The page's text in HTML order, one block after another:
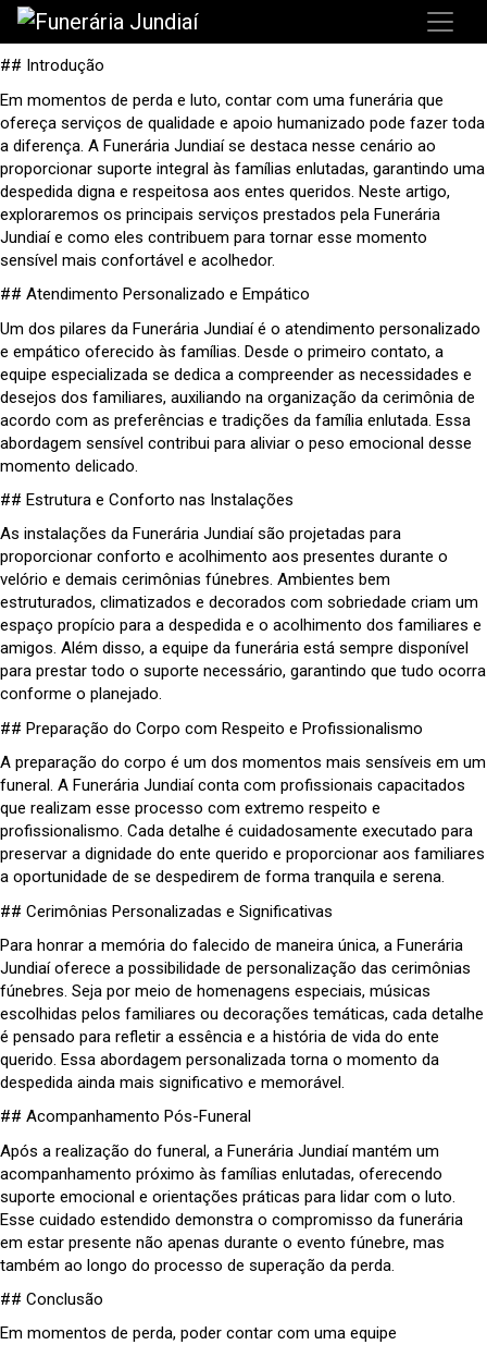
## Introdução
Em momentos de perda e luto, contar com uma funerária que
ofereça serviços de qualidade e apoio humanizado pode fazer toda
a diferença. A Funerária Jundiaí se destaca nesse cenário ao
proporcionar suporte integral às famílias enlutadas, garantindo uma
despedida digna e respeitosa aos entes queridos. Neste artigo,
exploraremos os principais serviços prestados pela Funerária
Jundiaí e como eles contribuem para tornar esse momento
sensível mais confortável e acolhedor.
## Atendimento Personalizado e Empático
Um dos pilares da Funerária Jundiaí é o atendimento personalizado
e empático oferecido às famílias. Desde o primeiro contato, a
equipe especializada se dedica a compreender as necessidades e
desejos dos familiares, auxiliando na organização da cerimônia de
acordo com as preferências e tradições da família enlutada. Essa
abordagem sensível contribui para aliviar o peso emocional desse
momento delicado.
## Estrutura e Conforto nas Instalações
As instalações da Funerária Jundiaí são projetadas para
proporcionar conforto e acolhimento aos presentes durante o
velório e demais cerimônias fúnebres. Ambientes bem
estruturados, climatizados e decorados com sobriedade criam um
espaço propício para a despedida e o acolhimento dos familiares e
amigos. Além disso, a equipe da funerária está sempre disponível
para prestar todo o suporte necessário, garantindo que tudo ocorra
conforme o planejado.
## Preparação do Corpo com Respeito e Profissionalismo
A preparação do corpo é um dos momentos mais sensíveis em um
funeral. A Funerária Jundiaí conta com profissionais capacitados
que realizam esse processo com extremo respeito e
profissionalismo. Cada detalhe é cuidadosamente executado para
preservar a dignidade do ente querido e proporcionar aos familiares
a oportunidade de se despedirem de forma tranquila e serena.
## Cerimônias Personalizadas e Significativas
Para honrar a memória do falecido de maneira única, a Funerária
Jundiaí oferece a possibilidade de personalização das cerimônias
fúnebres. Seja por meio de homenagens especiais, músicas
escolhidas pelos familiares ou decorações temáticas, cada detalhe
é pensado para refletir a essência e a história de vida do ente
querido. Essa abordagem personalizada torna o momento da
despedida ainda mais significativo e memorável.
## Acompanhamento Pós-Funeral
Após a realização do funeral, a Funerária Jundiaí mantém um
acompanhamento próximo às famílias enlutadas, oferecendo
suporte emocional e orientações práticas para lidar com o luto.
Esse cuidado estendido demonstra o compromisso da funerária
em estar presente não apenas durante o evento fúnebre, mas
também ao longo do processo de superação da perda.
## Conclusão
Em momentos de perda, poder contar com uma equipe